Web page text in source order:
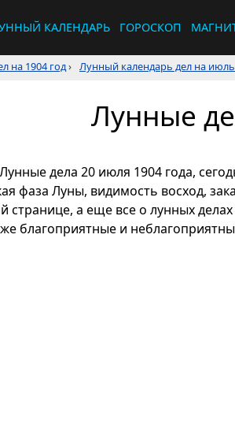
КАЛЕНДАРЬ ГОРОСКОП
на 1904 год› Лунный календарь дел на июль
Лунные
Лунные дела 20 июля 1904 года,
фаза Луны, видимость восход,
странице, а еще все о лунных
благоприятные и